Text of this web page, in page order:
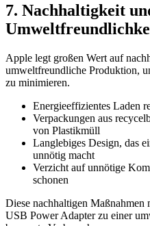
7. Nachhaltigkeit
Apple legt großen Wert auf
umweltfreundliche Produktion,
zu minimieren.
Energieeffizientes Laden
Verpackungen aus
von Plastikmüll
Langlebiges Design, das
unnötig macht
Verzicht auf unnötige
schonen
Diese nachhaltigen Maßnahmen
USB Power Adapter zu einer